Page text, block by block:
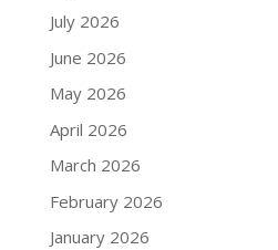
July 2026
June 2026
May 2026
April 2026
March 2026
February 2026
January 2026